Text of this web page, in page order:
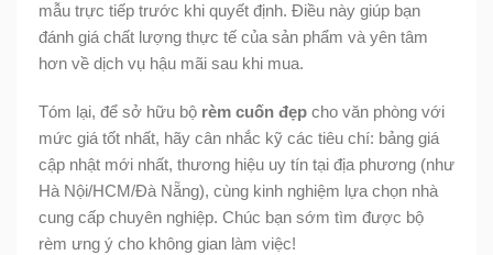
mẫu trực tiếp trước khi quyết định. Điều này giúp bạn
đánh giá chất lượng thực tế của sản phẩm và yên tâm
hơn về dịch vụ hậu mãi sau khi mua.
Tóm lại, để sở hữu bộ rèm cuốn đẹp cho văn phòng với
mức giá tốt nhất, hãy cân nhắc kỹ các tiêu chí: bảng giá
cập nhật mới nhất, thương hiệu uy tín tại địa phương (như
Hà Nội/HCM/Đà Nẵng), cùng kinh nghiệm lựa chọn nhà
cung cấp chuyên nghiệp. Chúc bạn sớm tìm được bộ
rèm ưng ý cho không gian làm việc!